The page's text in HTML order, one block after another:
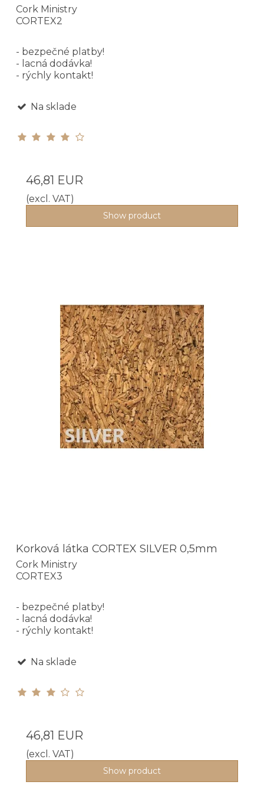
Cork Ministry
CORTEX2
- bezpečné platby!
- lacná dodávka!
- rýchly kontakt!
Na sklade
46,81 EUR
(excl. VAT)
Show product
Korková látka CORTEX SILVER 0,5mm
Cork Ministry
CORTEX3
- bezpečné platby!
- lacná dodávka!
- rýchly kontakt!
Na sklade
46,81 EUR
(excl. VAT)
Show product